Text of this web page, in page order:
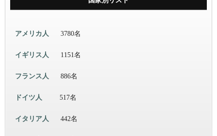
アメリカ人 3780名
イギリス人 1151名
フランス人 886名
ドイツ人 517名
イタリア人 442名